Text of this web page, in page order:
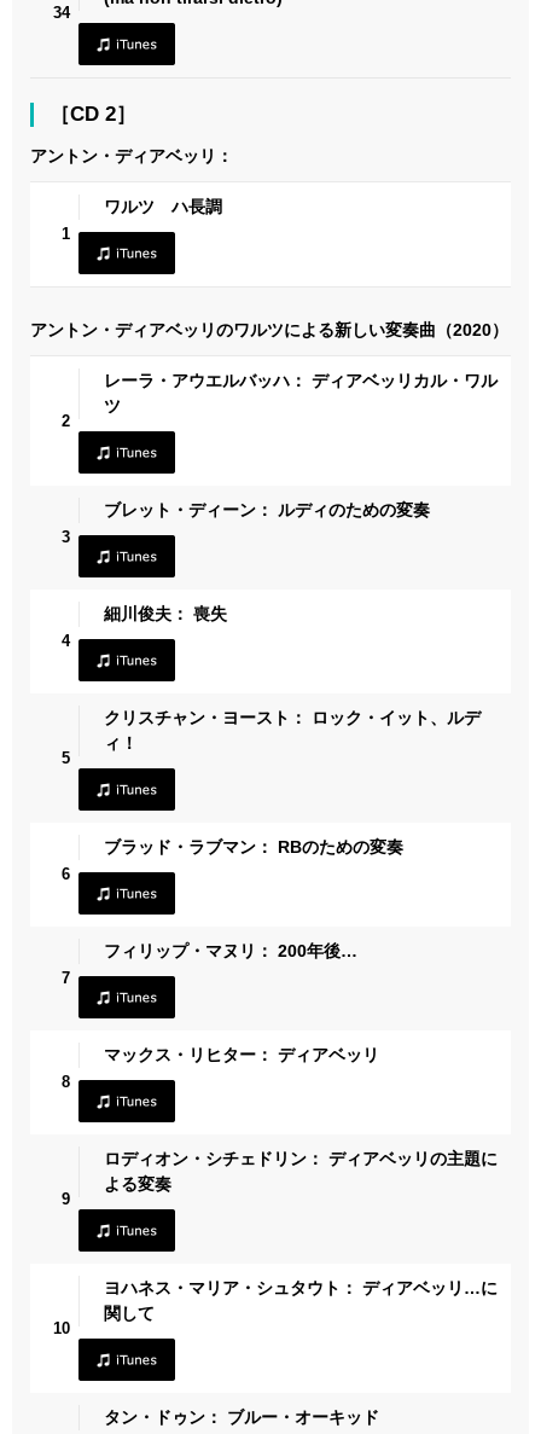
34
［CD 2］
アントン・ディアベッリ：
1
ワルツ ハ長調
アントン・ディアベッリのワルツによる新しい変奏曲（2020）
2
レーラ・アウエルバッハ： ディアベッリカル・ワル
ツ
3
ブレット・ディーン： ルディのための変奏
4
細川俊夫： 喪失
5
クリスチャン・ヨースト： ロック・イット、ルデ
ィ！
6
ブラッド・ラブマン： RBのための変奏
7
フィリップ・マヌリ： 200年後…
8
マックス・リヒター： ディアベッリ
9
ロディオン・シチェドリン： ディアベッリの主題に
よる変奏
10
ヨハネス・マリア・シュタウト： ディアベッリ…に
関して
タン・ドゥン： ブルー・オーキッド